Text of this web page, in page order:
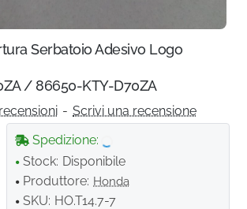
Serbatoio Adesivo Logo
/ 86650-KTY-D70ZA
- Scrivi una recensione
Spedizione:
Stock: Disponibile
Produttore: Honda
SKU: HO.T14.7-7